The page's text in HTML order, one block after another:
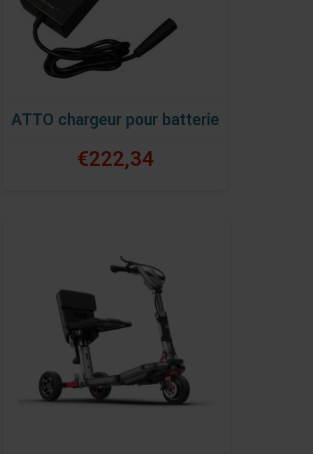
ATTO chargeur pour batterie
€222,34